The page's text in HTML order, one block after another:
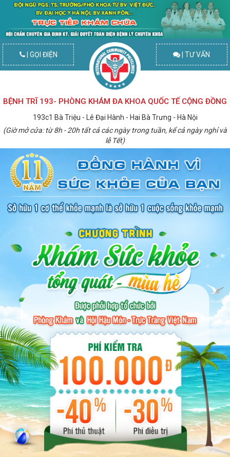
| GỌI ĐIỆN | TƯ VẤN
BỆNH TRĨ 193- PHÒNG KHÁM ĐA KHOA QUỐC TẾ CỘNG ĐỒNG
193c1 Bà Triệu - Lê Đại Hành - Hai Bà Trưng - Hà Nội
(Giờ mở cửa: từ 8h - 20h tất cả các ngày trong tuần, kể cả ngày nghỉ và
lễ Tết)